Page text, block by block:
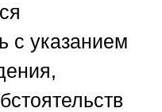
с указанием